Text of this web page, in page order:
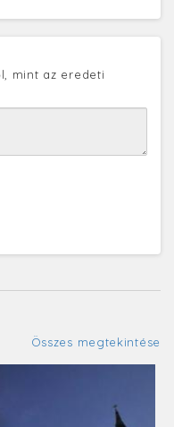
mint az eredeti
Összes megtekintése